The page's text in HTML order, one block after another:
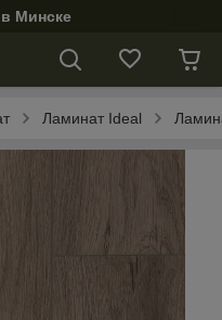
Минске
Ламинат Ideal